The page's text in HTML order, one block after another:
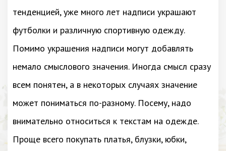
тенденцией, уже много лет надписи украшают
футболки и различную спортивную одежду.
Помимо украшения надписи могут добавлять
немало смыслового значения. Иногда смысл сразу
всем понятен, а в некоторых случаях значение
может пониматься по-разному. Посему, надо
внимательно относиться к текстам на одежде.
Проще всего покупать платья, блузки, юбки,